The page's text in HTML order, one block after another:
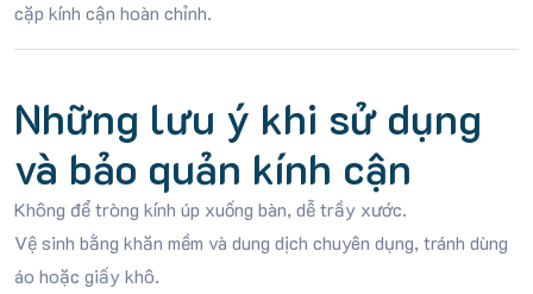
cặp kính cận hoàn chỉnh.
Những lưu ý khi sử dụng
và bảo quản kính cận
Không để tròng kính úp xuống bàn, dễ trầy xước.
Vệ sinh bằng khăn mềm và dung dịch chuyên dụng, tránh dùng
áo hoặc giấy khô.